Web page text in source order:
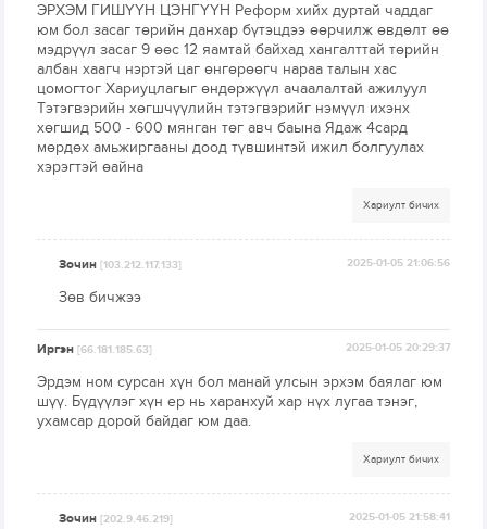
ЭРХЭМ ГИШҮҮН ЦЭНГҮҮН Реформ хийх дуртай чаддаг
юм бол засаг төрийн данхар бүтэцдээ өөрчилж өвдөлт өө
мэдрүүл засаг 9 өөс 12 яамтай байхад хангалттай төрийн
албан хаагч нэртэй цаг өнгөрөөгч нараа талын хас
цомогтог Хариуцлагыг өндөржүүл ачаалалтай ажилуул
Тэтэгвэрийн хөгшчүүлийн тэтэгвэрийг нэмүүл ихэнх
хөгшид 500 - 600 мянган төг авч баына Ядаж 4сард
мөрдөх амьжиргааны доод түвшинтэй ижил болгуулах
хэрэгтэй өайна
Хариулт бичих
Зочин[103.212.117.133] 2025-01-05 21:06:56
Зөв бичжээ
Иргэн[66.181.185.63] 2025-01-05 20:29:37
Эрдэм ном сурсан хүн бол манай улсын эрхэм баялаг юм
шүү. Бүдүүлэг хүн ер нь харанхуй хар нүх лугаа тэнэг,
ухамсар дорой байдаг юм даа.
Хариулт бичих
Зочин[202.9.46.219] 2025-01-05 21:58:41